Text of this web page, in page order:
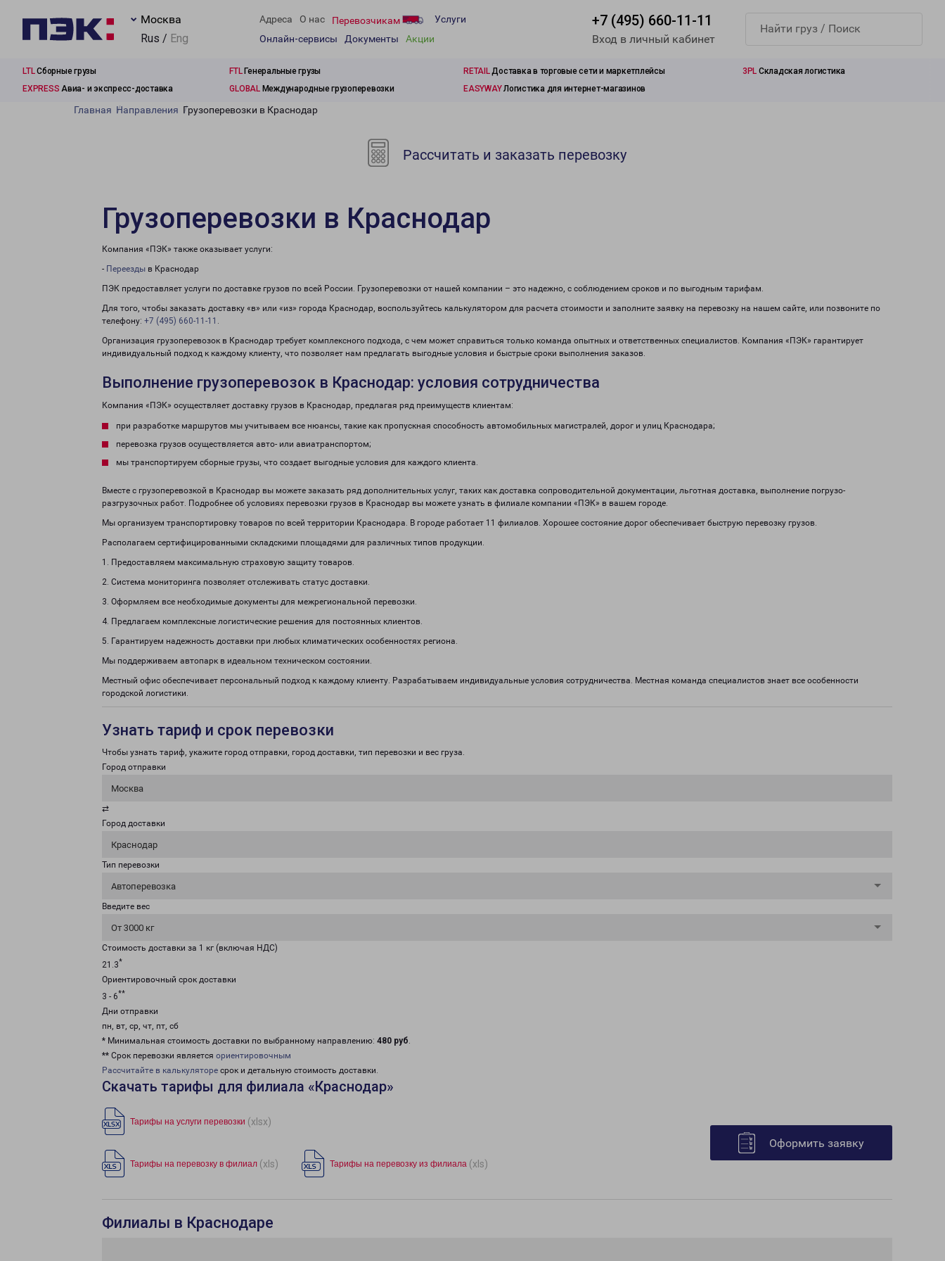
Москва
Rus / Eng
Адреса О нас Перевозчикам
Услуги
Онлайн-сервисы
Документы Акции
+7 (495) 660-11-11
Вход в личный кабинет
LTLСборные грузы FTLГенеральные грузы RETAILДоставка в торговые сети и маркетплейсы 3PL Складская логистика
EXPRESS Авиа- и экспресс-доставка GLOBALМеждународные грузоперевозки EASYWAYЛогистика для интернет-магазинов
Главная Направления Грузоперевозки в Краснодар
Рассчитать и заказать перевозку
Грузоперевозки в Краснодар
Компания «ПЭК» также оказывает услуги:
- Переезды в Краснодар
ПЭК предоставляет услуги по доставке грузов по всей России. Грузоперевозки от нашей компании – это надежно, с соблюдением сроков и по выгодным тарифам.
Для того, чтобы заказать доставку «в» или «из» города Краснодар, воспользуйтесь калькулятором для расчета стоимости и заполните заявку на перевозку на нашем сайте, или позвоните по
телефону: +7 (495) 660-11-11 .
Организация грузоперевозок в Краснодар требует комплексного подхода, с чем может справиться только команда опытных и ответственных специалистов. Компания «ПЭК» гарантирует
индивидуальный подход к каждому клиенту, что позволяет нам предлагать выгодные условия и быстрые сроки выполнения заказов.
Выполнение грузоперевозок в Краснодар: условия сотрудничества
Компания «ПЭК» осуществляет доставку грузов в Краснодар, предлагая ряд преимуществ клиентам:
при разработке маршрутов мы учитываем все нюансы, такие как пропускная способность автомобильных магистралей, дорог и улиц Краснодара;
перевозка грузов осуществляется авто- или авиатранспортом;
мы транспортируем сборные грузы, что создает выгодные условия для каждого клиента.
Вместе с грузоперевозкой в Краснодар вы можете заказать ряд дополнительных услуг, таких как доставка сопроводительной документации, льготная доставка, выполнение погрузо-
разгрузочных работ. Подробнее об условиях перевозки грузов в Краснодар вы можете узнать в филиале компании «ПЭК» в вашем городе.
Мы организуем транспортировку товаров по всей территории Краснодара. В городе работает 11 филиалов. Хорошее состояние дорог обеспечивает быструю перевозку грузов.
Располагаем сертифицированными складскими площадями для различных типов продукции.
1. Предоставляем максимальную страховую защиту товаров.
2. Система мониторинга позволяет отслеживать статус доставки.
3. Оформляем все необходимые документы для межрегиональной перевозки.
4. Предлагаем комплексные логистические решения для постоянных клиентов.
5. Гарантируем надежность доставки при любых климатических особенностях региона.
Мы поддерживаем автопарк в идеальном техническом состоянии.
Местный офис обеспечивает персональный подход к каждому клиенту. Разрабатываем индивидуальные условия сотрудничества. Местная команда специалистов знает все особенности
городской логистики.
Узнать тариф и срок перевозки
Чтобы узнать тариф, укажите город отправки, город доставки, тип перевозки и вес груза.
Город отправки
Москва
⇄
Город доставки
Краснодар
Тип перевозки
Автоперевозка
Введите вес
От 3000 кг
Стоимость доставки за 1 кг (включая НДС)
21.3*
Ориентировочный срок доставки
3 - 6**
Дни отправки
пн, вт, ср, чт, пт, сб
* Минимальная стоимость доставки по выбранному направлению: 480 руб.
** Срок перевозки является ориентировочным
Рассчитайте в калькуляторе срок и детальную стоимость доставки.
Скачать тарифы для филиала «Краснодар»
Тарифы на услуги перевозки (xlsx)
Тарифы на перевозку в филиал (xls) Тарифы на перевозку из филиала (xls)
Оформить заявку
Филиалы в Краснодаре